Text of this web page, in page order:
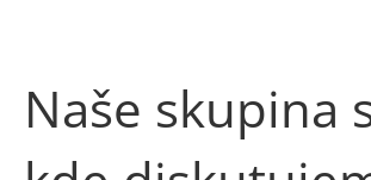
Naše skupina